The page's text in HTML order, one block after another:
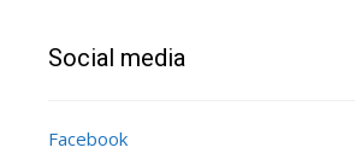
Social media
Facebook